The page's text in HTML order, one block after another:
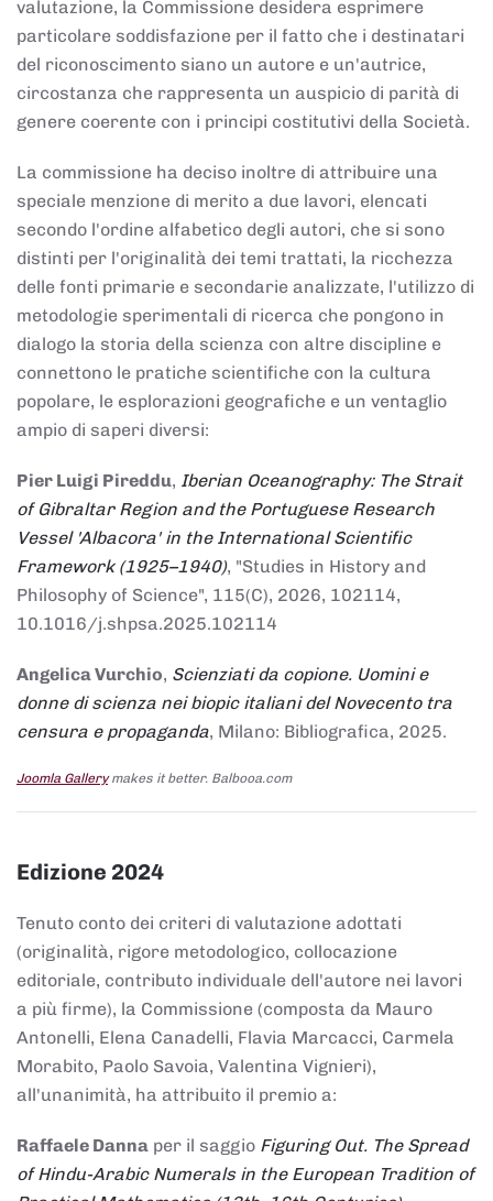
valutazione, la Commissione desidera esprimere
particolare soddisfazione per il fatto che i destinatari
del riconoscimento siano un autore e un'autrice,
circostanza che rappresenta un auspicio di parità di
genere coerente con i principi costitutivi della Società.
La commissione ha deciso inoltre di attribuire una
speciale menzione di merito a due lavori, elencati
secondo l'ordine alfabetico degli autori, che si sono
distinti per l'originalità dei temi trattati, la ricchezza
delle fonti primarie e secondarie analizzate, l'utilizzo di
metodologie sperimentali di ricerca che pongono in
dialogo la storia della scienza con altre discipline e
connettono le pratiche scientifiche con la cultura
popolare, le esplorazioni geografiche e un ventaglio
ampio di saperi diversi:
Pier Luigi Pireddu, Iberian Oceanography: The Strait
of Gibraltar Region and the Portuguese Research
Vessel 'Albacora' in the International Scientific
Framework (1925–1940), "Studies in History and
Philosophy of Science", 115(C), 2026, 102114,
10.1016/j.shpsa.2025.102114
Angelica Vurchio, Scienziati da copione. Uomini e
donne di scienza nei biopic italiani del Novecento tra
censura e propaganda, Milano: Bibliografica, 2025.
Joomla Gallerymakes it better. Balbooa.com
Edizione 2024
Tenuto conto dei criteri di valutazione adottati
(originalità, rigore metodologico, collocazione
editoriale, contributo individuale dell'autore nei lavori
a più firme), la Commissione (composta da Mauro
Antonelli, Elena Canadelli, Flavia Marcacci, Carmela
Morabito, Paolo Savoia, Valentina Vignieri),
all'unanimità, ha attribuito il premio a:
Raffaele Danna per il saggio Figuring Out. The Spread
of Hindu-Arabic Numerals in the European Tradition of